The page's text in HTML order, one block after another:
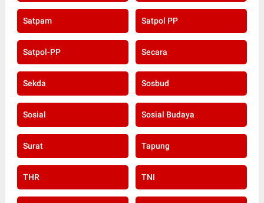
Satpam Satpol PP
Satpol-PP Secara
Sekda Sosbud
Sosial Sosial Budaya
Surat Tapung
THR TNI